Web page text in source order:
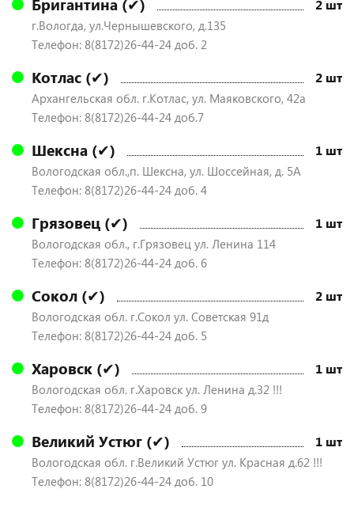
Бригантина (✔) 2 шт
г.Вологда, ул.Чернышевского, д.135
Телефон: 8(8172)26-44-24 доб. 2
Котлас (✔) 2 шт
Архангельская обл. г.Котлас, ул. Маяковского, 42а
Телефон: 8(8172)26-44-24 доб.7
Шексна (✔) 1 шт
Вологодская обл.,п. Шексна, ул. Шоссейная, д. 5А
Телефон: 8(8172)26-44-24 доб. 4
Грязовец (✔) 1 шт
Вологодская обл., г.Грязовец ул. Ленина 114
Телефон: 8(8172)26-44-24 доб. 6
Сокол (✔) 2 шт
Вологодская обл. г.Сокол ул. Советская 91д
Телефон: 8(8172)26-44-24 доб. 5
Харовск (✔) 1 шт
Вологодская обл. г.Харовск ул. Ленина д.32 !!!
Телефон: 8(8172)26-44-24 доб. 9
Великий Устюг (✔) 1 шт
Вологодская обл. г.Великий Устюг ул. Красная д.62 !!!
Телефон: 8(8172)26-44-24 доб. 10